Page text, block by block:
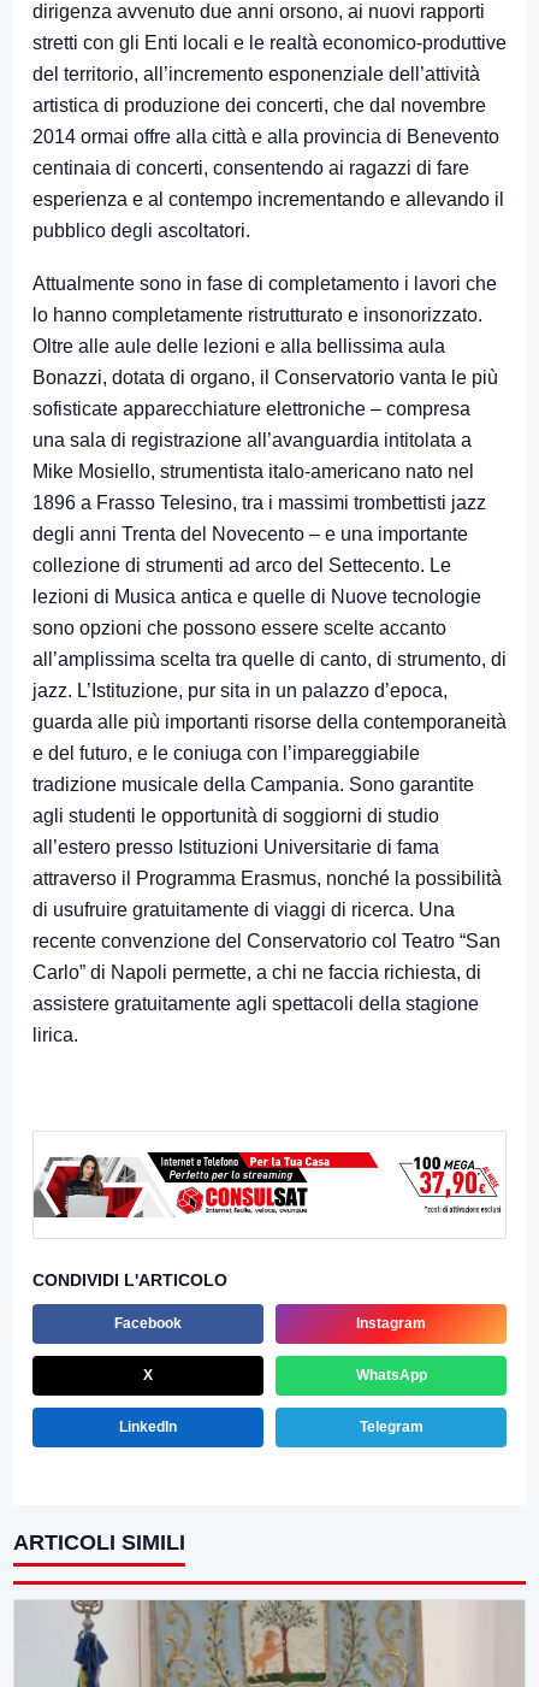
dirigenza avvenuto due anni orsono, ai nuovi rapporti
stretti con gli Enti locali e le realtà economico-produttive
del territorio, all’incremento esponenziale dell’attività
artistica di produzione dei concerti, che dal novembre
2014 ormai offre alla città e alla provincia di Benevento
centinaia di concerti, consentendo ai ragazzi di fare
esperienza e al contempo incrementando e allevando il
pubblico degli ascoltatori.
Attualmente sono in fase di completamento i lavori che
lo hanno completamente ristrutturato e insonorizzato.
Oltre alle aule delle lezioni e alla bellissima aula
Bonazzi, dotata di organo, il Conservatorio vanta le più
sofisticate apparecchiature elettroniche – compresa
una sala di registrazione all’avanguardia intitolata a
Mike Mosiello, strumentista italo-americano nato nel
1896 a Frasso Telesino, tra i massimi trombettisti jazz
degli anni Trenta del Novecento – e una importante
collezione di strumenti ad arco del Settecento. Le
lezioni di Musica antica e quelle di Nuove tecnologie
sono opzioni che possono essere scelte accanto
all’amplissima scelta tra quelle di canto, di strumento, di
jazz. L’Istituzione, pur sita in un palazzo d’epoca,
guarda alle più importanti risorse della contemporaneità
e del futuro, e le coniuga con l’impareggiabile
tradizione musicale della Campania. Sono garantite
agli studenti le opportunità di soggiorni di studio
all’estero presso Istituzioni Universitarie di fama
attraverso il Programma Erasmus, nonché la possibilità
di usufruire gratuitamente di viaggi di ricerca. Una
recente convenzione del Conservatorio col Teatro “San
Carlo” di Napoli permette, a chi ne faccia richiesta, di
assistere gratuitamente agli spettacoli della stagione
lirica.
CONDIVIDI L'ARTICOLO
Facebook Instagram
X WhatsApp
LinkedIn Telegram
ARTICOLI SIMILI